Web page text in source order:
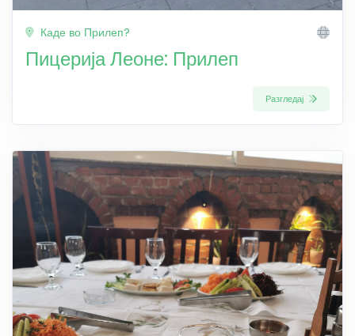
Каде во Прилеп?
Пицерија Леоне: Прилеп
Разгледај